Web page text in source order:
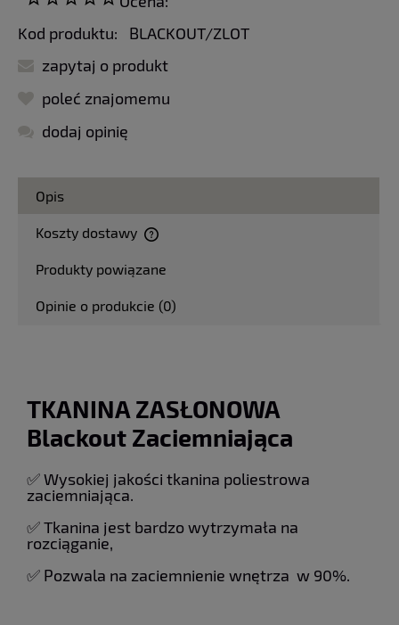
Kod produktu:
BLACKOUT/ZLOT
zapytaj o produkt
poleć znajomemu
dodaj opinię
Opis
Koszty dostawy
Produkty powiązane
Opinie o produkcie (0)
TKANINA ZASŁONOWA
Blackout Zaciemniająca
✅ Wysokiej jakości tkanina poliestrowa
zaciemniająca.
✅ Tkanina jest bardzo wytrzymała na
rozciąganie,
✅ Pozwala na zaciemnienie wnętrza w 90%.